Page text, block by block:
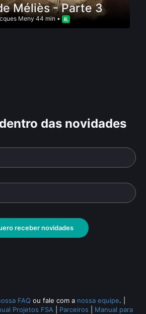
Méliès - Parte 3
Meny44 min •
das novidades
receber novidades
FAQ ou fale com a nossa equipe.
Projetos FSA Parceiros
Manual para